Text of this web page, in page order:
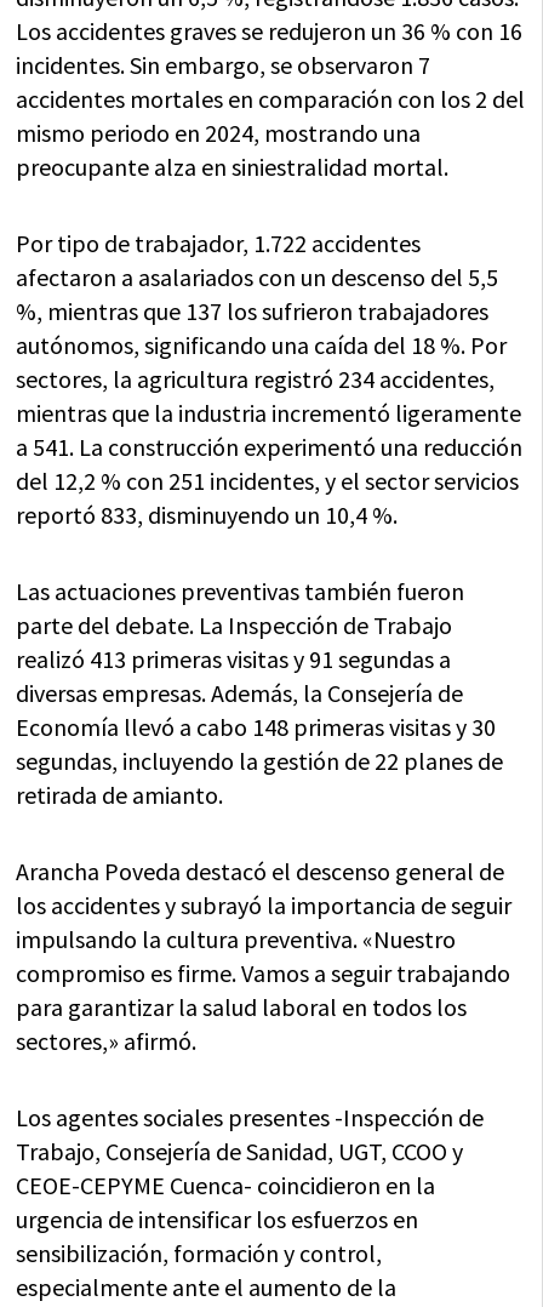
Los accidentes graves se redujeron un 36 % con 16
incidentes. Sin embargo, se observaron 7
accidentes mortales en comparación con los 2 del
mismo periodo en 2024, mostrando una
preocupante alza en siniestralidad mortal.
Por tipo de trabajador, 1.722 accidentes
afectaron a asalariados con un descenso del 5,5
%, mientras que 137 los sufrieron trabajadores
autónomos, significando una caída del 18 %. Por
sectores, la agricultura registró 234 accidentes,
mientras que la industria incrementó ligeramente
a 541. La construcción experimentó una reducción
del 12,2 % con 251 incidentes, y el sector servicios
reportó 833, disminuyendo un 10,4 %.
Las actuaciones preventivas también fueron
parte del debate. La Inspección de Trabajo
realizó 413 primeras visitas y 91 segundas a
diversas empresas. Además, la Consejería de
Economía llevó a cabo 148 primeras visitas y 30
segundas, incluyendo la gestión de 22 planes de
retirada de amianto.
Arancha Poveda destacó el descenso general de
los accidentes y subrayó la importancia de seguir
impulsando la cultura preventiva. «Nuestro
compromiso es firme. Vamos a seguir trabajando
para garantizar la salud laboral en todos los
sectores,» afirmó.
Los agentes sociales presentes -Inspección de
Trabajo, Consejería de Sanidad, UGT, CCOO y
CEOE-CEPYME Cuenca- coincidieron en la
urgencia de intensificar los esfuerzos en
sensibilización, formación y control,
especialmente ante el aumento de la